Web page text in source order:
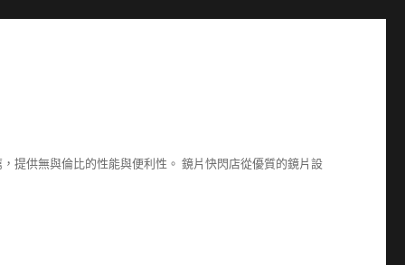
提供無與倫比的性能與便利性。 鏡片快閃店從優質的鏡片設